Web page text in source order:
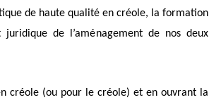
de haute qualité en créole, la formation
de l’aménagement de nos deux
créole (ou pour le créole) et en ouvrant la